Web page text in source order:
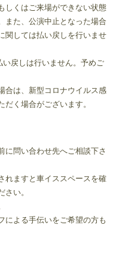
しくはご来場ができない状態
また、公演中止となった場合
関しては払い戻しを行いませ
戻しは行いません。予めご
合は、新型コロナウイルス感
く場合がございます。
に問い合わせ先へご相談下さ
れますと車イススペースを確
い。
による手伝いをご希望の方も